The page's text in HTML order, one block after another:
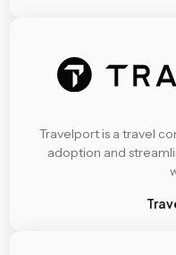
Travelport is a travel
adoption and